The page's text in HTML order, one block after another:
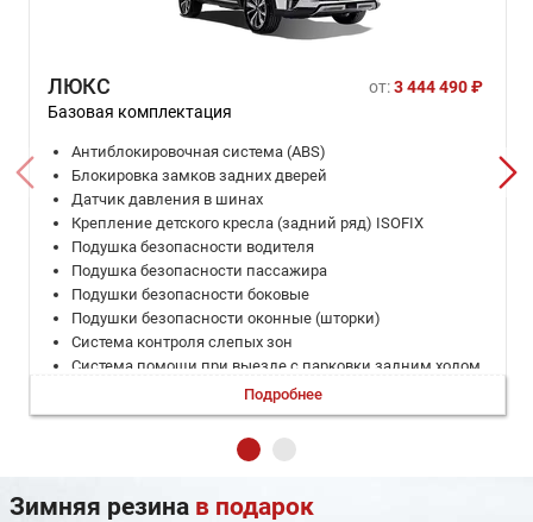
ЛЮКС от:3 444 490 ₽
Базовая комплектация
Антиблокировочная система (ABS)
Блокировка замков задних дверей
Датчик давления в шинах
Крепление детского кресла (задний ряд) ISOFIX
Подушка безопасности водителя
Подушка безопасности пассажира
Подушки безопасности боковые
Подушки безопасности оконные (шторки)
Система контроля слепых зон
Система помощи при выезде с парковки задним ходом
Система помощи при спуске
Система помощи при старте в гору (HSA)
Система помощи при торможении (BAS; EBD)
Система предотвращения столкновения
Система удержания в полосе
Подробнее
Зимняя резина в подарок